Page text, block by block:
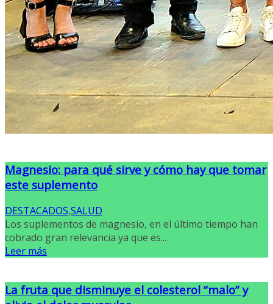
Magnesio: para qué sirve y cómo hay que tomar
este suplemento
DESTACADOS,SALUD
Los suplementos de magnesio, en el último tiempo han
cobrado gran relevancia ya que es...
Leer más
La fruta que disminuye el colesterol “malo” y